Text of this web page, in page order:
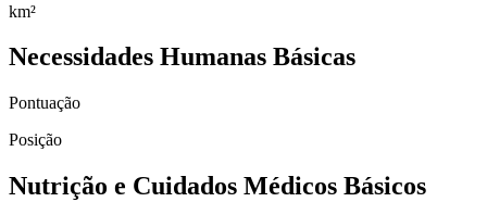
km²
Necessidades Humanas Básicas
Pontuação
Posição
Nutrição e Cuidados Médicos Básicos